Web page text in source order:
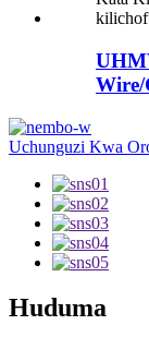
Wire/
Uchunguzi Kwa
Huduma